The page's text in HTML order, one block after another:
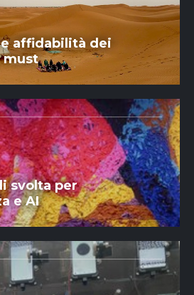
affidabilità dei
must
svolta per
e AI